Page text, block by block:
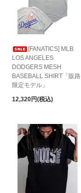
[FANATICS] MLB
LOS ANGELES
DODGERS MESH
BASEBALL SHIRT「販路
限定モデル」
12,320円(税込)